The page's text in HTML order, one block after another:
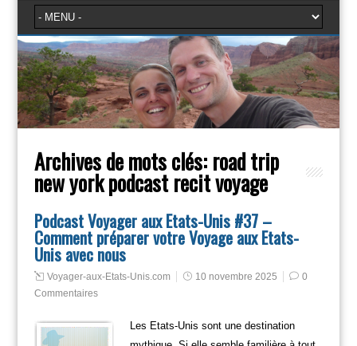
Archives de mots clés: road trip
new york podcast recit voyage
Podcast Voyager aux Etats-Unis #37 –
Comment préparer votre Voyage aux Etats-
Unis avec nous
Voyager-aux-Etats-Unis.com 10 novembre 2025
0
Commentaires
Les Etats-Unis sont une destination